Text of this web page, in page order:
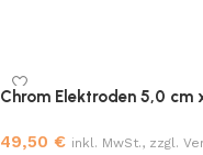
Chrom Elektroden 5,0 cm
49,50 € inkl. MwSt., zzgl.